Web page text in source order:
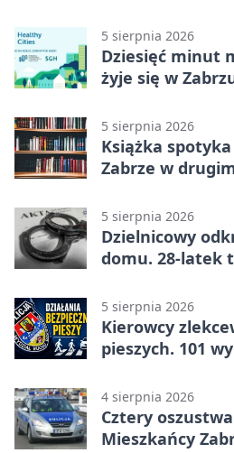
5 sierpnia 2026
Dziesięć minut
żyje się w
5 sierpnia 2026
Książka
Zabrze w
5 sierpnia 2026
Dzielnicowy
domu. 28-latek
5 sierpnia 2026
Kierowcy
pieszych. 101
4 sierpnia 2026
Cztery
Mieszkańcy